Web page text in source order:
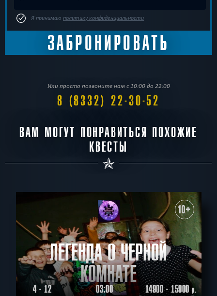
Я принимаю политику конфиденциальности
Или просто позвоните нам с 10:00 до 22:00
8 (8332) 22-30-52
ВАМ МОГУТ ПОНРАВИТЬСЯ ПОХОЖИЕ
КВЕСТЫ
10+
ЛЕГЕНДА О ЧЕРНОЙ
КОМНАТЕ
4 - 12 03:00 14900 - 15900р.